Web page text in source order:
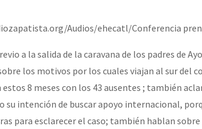
Audios/ehecatl/Conferencia
a la salida de la caravana de los padres de
los motivos por los cuales viajan al sur
estos 8 meses con los 43 ausentes ; también
su intención de buscar apoyo internacional,
para esclarecer el caso; también hablan